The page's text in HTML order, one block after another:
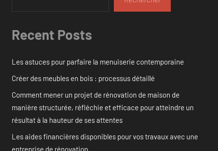
Recent Posts
Les astuces pour parfaire la menuiserie contemporaine
Créer des meubles en bois : processus détaillé
Comment mener un projet de rénovation de maison de
manière structurée, réfléchie et efficace pour atteindre un
résultat à la hauteur de ses attentes
Les aides financières disponibles pour vos travaux avec une
entreprise de rénovation.